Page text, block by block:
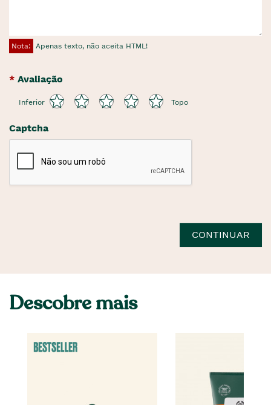
Nota: Apenas texto, não aceita HTML!
Avaliação
Inferior Topo
Captcha
CONTINUAR
Descobre mais